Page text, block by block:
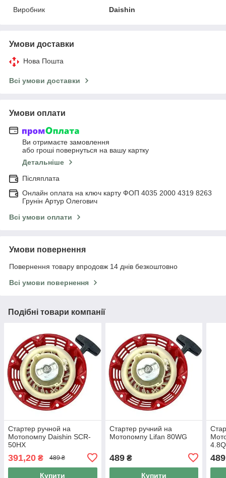
Виробник
Daishin
Умови доставки
Нова Пошта
Всі умови доставки
Умови оплати
Ви отримаєте замовлення
або гроші повернуться на вашу картку
Детальніше
Післяплата
Онлайн оплата на ключ карту ФОП 4035 2000 4319 8263
Грунін Артур Олегович
Всі умови оплати
Умови повернення
Повернення товару впродовж 14 днів безкоштовно
Всі умови повернення
Подібні товари компанії
Стартер ручной на
Мотопомпу Daishin SCR-
50HX
391,20 ₴ 489 ₴
Купити
Стартер ручний на
Мотопомпу Lifan 80WG
489₴
Купити
4.8Q
489